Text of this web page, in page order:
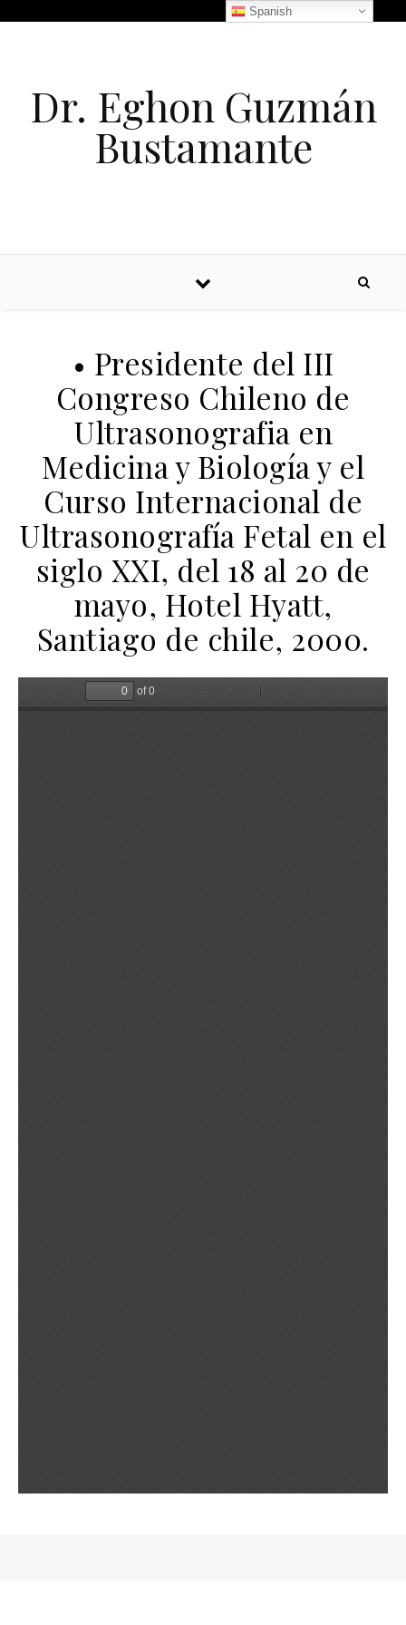
Dr. Eghon Guzmán
Bustamante
• Presidente del III
Congreso Chileno de
Ultrasonografia en
Medicina y Biología y el
Curso Internacional de
Ultrasonografía Fetal en el
siglo XXI, del 18 al 20 de
mayo, Hotel Hyatt,
Santiago de chile, 2000.
Spanish